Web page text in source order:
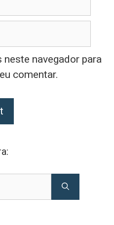
navegador para
comentar.